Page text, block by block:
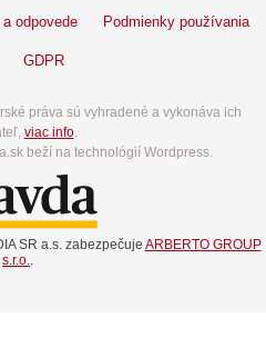
odpovede Podmienky používania
GDPR
práva sú vyhradené a vykonáva ich
viac info.
beží na technológií Wordpress.
SR a.s. zabezpečuje ARBERTO GROUP
s.r.o.